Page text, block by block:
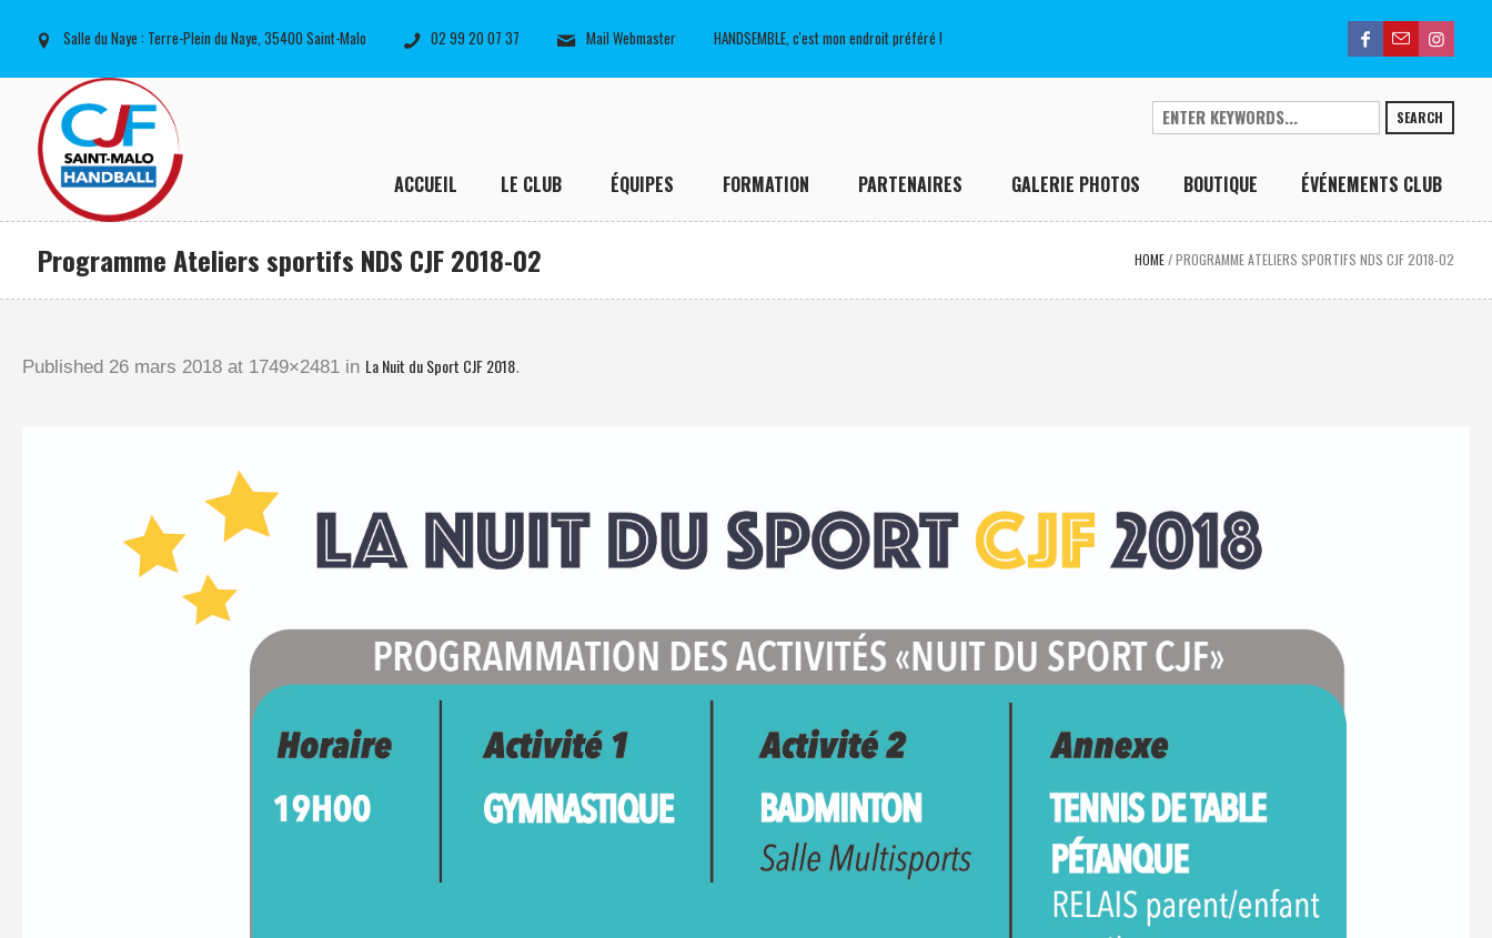
Salle du Naye : Terre-Plein du Naye, 35400 Saint-Malo 02 99 20 07 37 Mail Webmaster HANDSEMBLE, c'est mon endroit préféré !
SEARCH
ACCUEIL LE CLUB ÉQUIPES FORMATION PARTENAIRES GALERIE PHOTOS BOUTIQUE ÉVÉNEMENTS CLUB
Programme Ateliers sportifs NDS CJF 2018-02 HOME /PROGRAMME ATELIERS SPORTIFS NDS CJF 2018-02
Published 26 mars 2018 at 1749×2481 in La Nuit du Sport CJF 2018.